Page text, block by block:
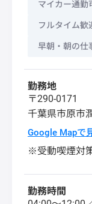
マイカー通勤
フルタイム歓
早朝・朝の仕
勤務地
〒290-0171
千葉県市原市
Google Mapで
※受動喫煙対
勤務時間